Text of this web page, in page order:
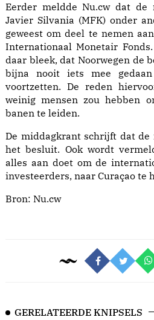
Eerder meldde Nu.cw dat de
Javier Silvania (MFK) onder
geweest om deel te nemen
Internationaal Monetair
daar bleek, dat Noorwegen de
bijna nooit iets mee
voortzetten. De reden
weinig mensen zou hebben
banen te leiden.
De middagkrant schrijft dat
het besluit. Ook wordt
alles aan doet om de
investeerders, naar Curaçao te
Bron: Nu.cw
GERELATEERDE KNIPSELS